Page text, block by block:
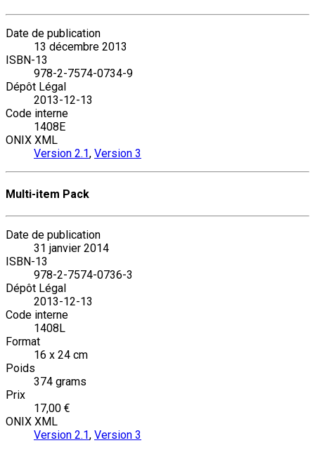
Date de publication
13 décembre 2013
ISBN-13
978-2-7574-0734-9
Dépôt Légal
2013-12-13
Code interne
1408E
ONIX XML
Version 2.1, Version 3
Multi-item Pack
Date de publication
31 janvier 2014
ISBN-13
978-2-7574-0736-3
Dépôt Légal
2013-12-13
Code interne
1408L
Format
16 x 24 cm
Poids
374 grams
Prix
17,00 €
ONIX XML
Version 2.1, Version 3